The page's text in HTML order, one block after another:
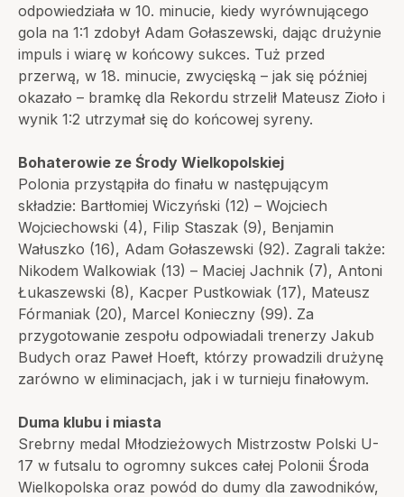
odpowiedziała w 10. minucie, kiedy wyrównującego
gola na 1:1 zdobył Adam Gołaszewski, dając drużynie
impuls i wiarę w końcowy sukces. Tuż przed
przerwą, w 18. minucie, zwycięską – jak się później
okazało – bramkę dla Rekordu strzelił Mateusz Zioło i
wynik 1:2 utrzymał się do końcowej syreny.
Bohaterowie ze Środy Wielkopolskiej
Polonia przystąpiła do finału w następującym
składzie: Bartłomiej Wiczyński (12) – Wojciech
Wojciechowski (4), Filip Staszak (9), Benjamin
Wałuszko (16), Adam Gołaszewski (92). Zagrali także:
Nikodem Walkowiak (13) – Maciej Jachnik (7), Antoni
Łukaszewski (8), Kacper Pustkowiak (17), Mateusz
Fórmaniak (20), Marcel Konieczny (99). Za
przygotowanie zespołu odpowiadali trenerzy Jakub
Budych oraz Paweł Hoeft, którzy prowadzili drużynę
zarówno w eliminacjach, jak i w turnieju finałowym.
Duma klubu i miasta
Srebrny medal Młodzieżowych Mistrzostw Polski U-
17 w futsalu to ogromny sukces całej Polonii Środa
Wielkopolska oraz powód do dumy dla zawodników,